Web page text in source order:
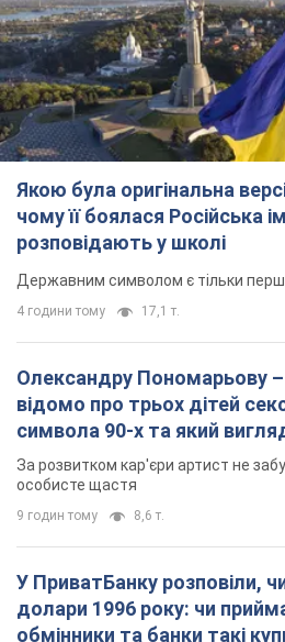
розповідають у школі
Державним символом є тільки
4 години тому 17,1 т.
Олександру Пономарьову
відомо про трьох дітей
символа 90-х та який
мають
За розвитком кар'єри артист не
долари 1996 року: чи
обмінники та банки такі
приймають старі долари